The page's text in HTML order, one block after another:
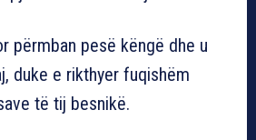
përmban pesë këngë dhe u
duke e rikthyer fuqishëm
të tij besnikë.